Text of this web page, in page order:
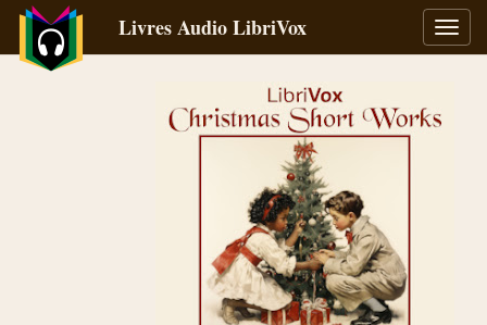
la
Livres Audio LibriVox